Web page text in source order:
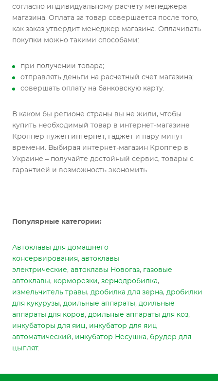
согласно индивидуальному расчету менеджера
магазина. Оплата за товар совершается после того,
как заказ утвердит менеджер магазина. Оплачивать
покупки можно такими способами:
при получении товара;
отправлять деньги на расчетный счет магазина;
совершать оплату на банковскую карту.
В каком бы регионе страны вы не жили, чтобы
купить необходимый товар в интернет-магазине
Кроппер нужен интернет, гаджет и пару минут
времени. Выбирая интернет-магазин Кроппер в
Украине – получайте достойный сервис, товары с
гарантией и возможность экономить.
Популярные категории:
Автоклавы для домашнего
консервирования, автоклавы
электрические, автоклавы Новогаз, газовые
автоклавы, корморезки, зернодробилка,
измельчитель травы, дробилка для зерна, дробилки
для кукурузы, доильные аппараты, доильные
аппараты для коров, доильные аппараты для коз,
инкубаторы для яиц, инкубатор для яиц
автоматический, инкубатор Несушка, брудер для
цыплят.